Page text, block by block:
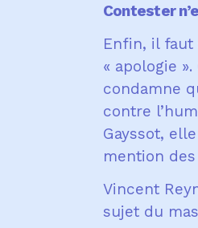
Contester
Enfin, il faut
« apologie
condamne
contre
Gayssot,
mention
Vincent
sujet du